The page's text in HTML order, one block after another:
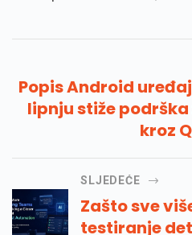
Popis Android
lipnju stiže podrška
kroz
SLJEDEĆE
Zašto sve
testiranje